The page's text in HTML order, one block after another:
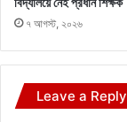
৭ আগস্ট, ২০২৬
Leave a Reply